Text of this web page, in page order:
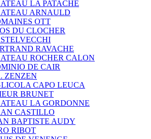
LA PATACHE
ARNAULD
OTT
DU CLOCHER
RAVACHE
ROCHER CALON
DE CAIR
ZENZEN
CAPO LEUCA
BRUNET
LA GORDONNE
CASTILLO
BAPTISTE AUDY
RIBOT